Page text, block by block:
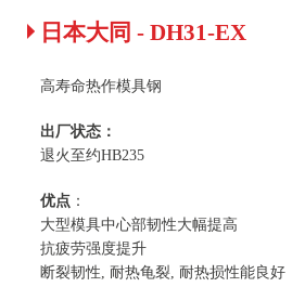
日本大同 - DH31-EX
高寿命热作模具钢
出厂状态：
退火至约HB235
优点 ：
大型模具中心部韧性大幅提高
抗疲劳强度提升
断裂韧性, 耐热龟裂, 耐热损性能良好